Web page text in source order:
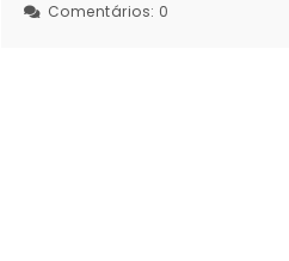
Comentários: 0